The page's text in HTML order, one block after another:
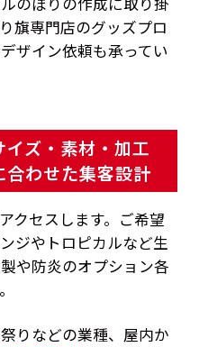
のぼりの作成に取り掛
旗専門店のグッズプロ
ザイン依頼も承ってい
ズ・素材・加工
わせた集客設計
クセスします。ご希望
ジやトロピカルなど生
や防炎のオプション各
りなどの業種、屋内か